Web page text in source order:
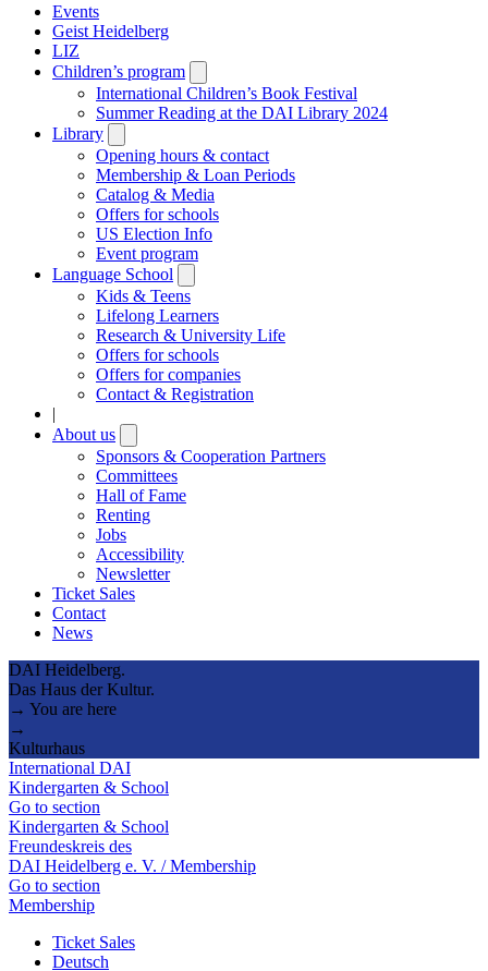
Events
Geist Heidelberg
LIZ
Children’s program
submenu
International Children’s Book Festival
Summer Reading at the DAI Library 2024
Library
submenu
Opening hours & contact
Membership & Loan Periods
Catalog & Media
Offers for schools
US Election Info
Event program
Language School
submenu
Kids & Teens
Lifelong Learners
Research & University Life
Offers for schools
Offers for companies
Contact & Registration
|
About us
submenu
Sponsors & Cooperation Partners
Committees
Hall of Fame
Renting
Jobs
Accessibility
Newsletter
Ticket Sales
Contact
News
DAI Heidelberg.
Das Haus der Kultur.
→ You are here
→
Kulturhaus
International DAI
Kindergarten & School
Go to section
Kindergarten & School
Freundeskreis des
DAI Heidelberg e. V. / Membership
Go to section
Membership
Ticket Sales
Deutsch